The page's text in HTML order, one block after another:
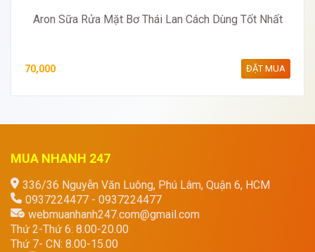
Aron Sữa Rửa Mặt Bơ Thái Lan Cách Dùng Tốt Nhất
70,000 ĐẶT MUA
MUA NHANH 247
336/36 Nguyễn Văn Luông, Phú Lâm, Quận 6, HCM
0937224477 - 0937224477
webmuanhanh247.com@gmail.com
Thứ 2-Thứ 6: 8.00-20.00
Thứ 7- CN: 8.00-15.00